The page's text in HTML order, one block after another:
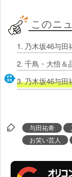
このニ
3. 乃木坂46与田
与田祐希
お笑い芸人